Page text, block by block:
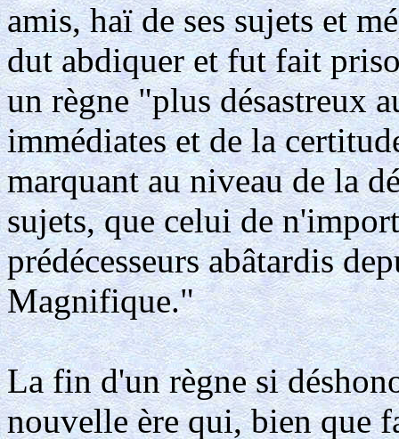
amis, haï de ses sujets et
dut abdiquer et fut fait
un règne "plus désastreux
immédiates et de la
marquant au niveau de la
sujets, que celui de
prédécesseurs abâtardis
Magnifique."
La fin d'un règne si
nouvelle ère qui, bien que